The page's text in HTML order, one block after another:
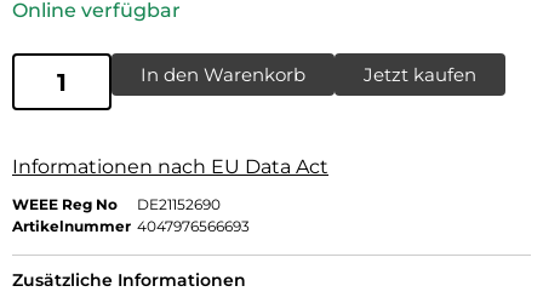
Online verfügbar
In den Warenkorb Jetzt kaufen
Informationen nach EU Data Act
WEEE Reg No
DE21152690
Artikelnummer 4047976566693
Zusätzliche Informationen